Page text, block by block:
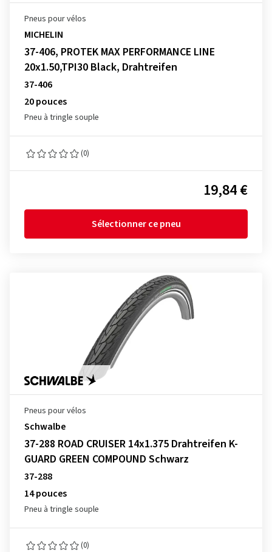
Pneus pour vélos
MICHELIN
37-406, PROTEK MAX PERFORMANCE LINE
20x1.50,TPI30 Black, Drahtreifen
37-406
20 pouces
Pneu à tringle souple
(0)
19,84 €
Sélectionner ce pneu
Pneus pour vélos
Schwalbe
37-288 ROAD CRUISER 14x1.375 Drahtreifen K-
GUARD GREEN COMPOUND Schwarz
37-288
14 pouces
Pneu à tringle souple
(0)